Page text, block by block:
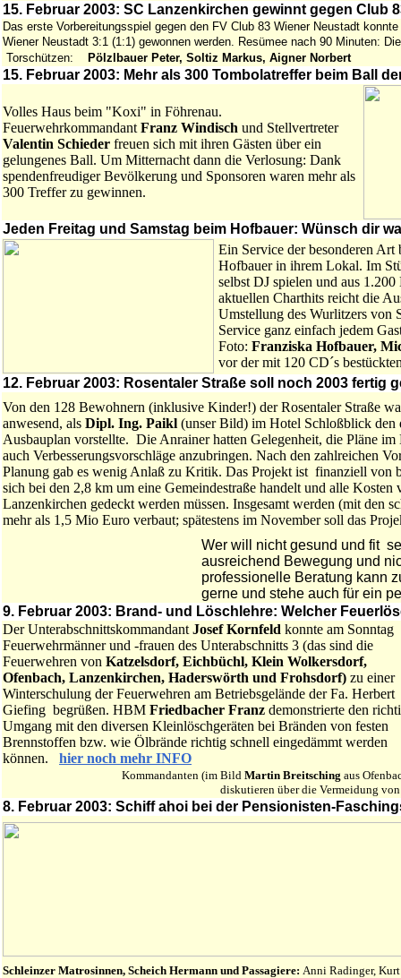
15. Februar 2003: SC Lanzenkirchen gewinnt gegen Club
Das erste Vorbereitungsspiel gegen den FV Club 83 Wiener Neustadt
Wiener Neustadt 3:1 (1:1) gewonnen werden. Resümee nach 90 Minuten:
Torschützen:
Pölzlbauer Peter, Soltiz Markus, Aigner Norbert
15. Februar 2003: Mehr als 300 Tombolatreffer beim Ball
Volles Haus beim "Koxi" in Föhrenau.
Feuerwehrkommandant Franz Windisch und Stellvertreter
Valentin Schieder freuen sich mit ihren Gästen über ein
gelungenes Ball. Um Mitternacht dann die Verlosung: Dank
spendenfreudiger Bevölkerung und Sponsoren waren mehr als
300 Treffer zu gewinnen.
Jeden Freitag und Samstag beim Hofbauer: Wünsch dir
Ein Service der besonderen Art
Hofbauer in ihrem Lokal. Im
selbst DJ spielen und aus
aktuellen Charthits reicht die
Umstellung des Wurlitzers von
Service ganz einfach jedem
Foto: Franziska Hofbauer,
vor der mit 120 CD´s
12. Februar 2003: Rosentaler Straße soll noch 2003 fertig
Von den 128 Bewohnern (inklusive Kinder!) der Rosentaler Straße
anwesend, als Dipl. Ing. Paikl (unser Bild) im Hotel Schloßblick den
Ausbauplan vorstellte. Die Anrainer hatten Gelegenheit, die Pläne
auch Verbesserungsvorschläge anzubringen. Nach den zahlreichen
Planung gab es wenig Anlaß zu Kritik. Das Projekt ist finanziell von
sich bei den 2,8 km um eine Gemeindestraße handelt und alle Kosten
Lanzenkirchen gedeckt werden müssen. Insgesamt werden (mit den
mehr als 1,5 Mio Euro verbaut; spätestens im November soll das
Wer will nicht gesund und fit
ausreichend Bewegung und
professionelle Beratung kann
gerne und stehe auch für ein
9. Februar 2003: Brand- und Löschlehre: Welcher
Der Unterabschnittskommandant Josef Kornfeld konnte am Sonntag
Feuerwehrmänner und -frauen des Unterabschnitts 3 (das sind die
Feuerwehren von Katzelsdorf, Eichbüchl, Klein Wolkersdorf,
Ofenbach, Lanzenkirchen, Haderswörth und Frohsdorf) zu einer
Winterschulung der Feuerwehren am Betriebsgelände der Fa. Herbert
Giefing begrüßen. HBM Friedbacher Franz demonstrierte den
Umgang mit den diversen Kleinlöschgeräten bei Bränden von festen
Brennstoffen bzw. wie Ölbrände richtig schnell eingedämmt werden
können. hier noch mehr INFO
Kommandanten (im Bild Martin Breitsching aus
diskutieren über die Vermeidung
8. Februar 2003: Schiff ahoi bei der Pensionisten-
Schleinzer Matrosinnen, Scheich Hermann und Passagiere: Anni Radinger,